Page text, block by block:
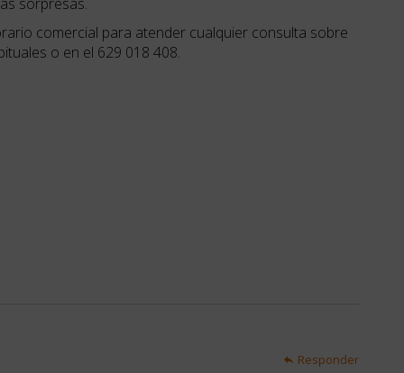
sorpresas.
comercial para atender cualquier consulta sobre
o en el 629 018 408.
Responder